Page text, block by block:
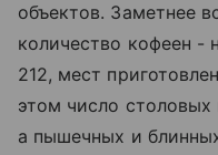
объектов. Заметнее
количество кофеен -
212, мест
этом число столовых
а пышечных и